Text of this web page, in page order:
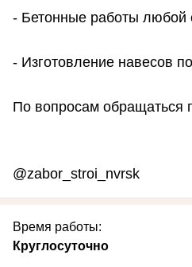
- Бетонные работы любой
- Изготовление навесов
По вопросам обращаться
@zabor_stroi_nvrsk
Время работы:
Круглосуточно